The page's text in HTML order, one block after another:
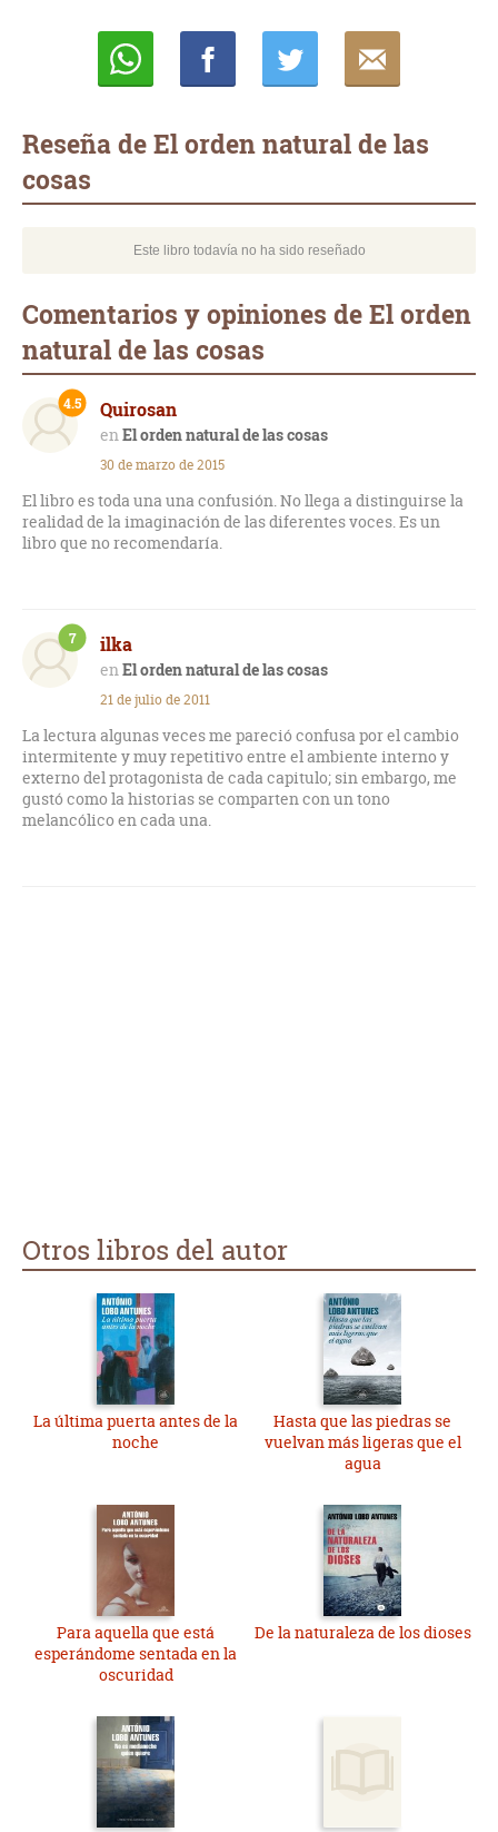
Reseña de El orden natural de las
cosas
Este libro todavía no ha sido reseñado
Comentarios y opiniones de El orden
natural de las cosas
Quirosan
El orden natural de las cosas
4.5
30 de marzo de 2015
El libro es toda una una confusión. No llega a distinguirse la
realidad de la imaginación de las diferentes voces. Es un
libro que no recomendaría.
ilka
El orden natural de las cosas
7
21 de julio de 2011
La lectura algunas veces me pareció confusa por el cambio
intermitente y muy repetitivo entre el ambiente interno y
externo del protagonista de cada capitulo; sin embargo, me
gustó como la historias se comparten con un tono
melancólico en cada una.
Otros libros del autor
La última puerta antes de la
noche
Hasta que las piedras se
vuelvan más ligeras que el
agua
Para aquella que está
esperándome sentada en la
oscuridad
De la naturaleza de los dioses